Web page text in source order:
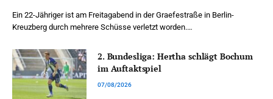
Ein 22-Jähriger ist am Freitagabend in der Graefestraße in Berlin-
Kreuzberg durch mehrere Schüsse verletzt worden.…
2. Bundesliga: Hertha schlägt Bochum
im Auftaktspiel
07/08/2026